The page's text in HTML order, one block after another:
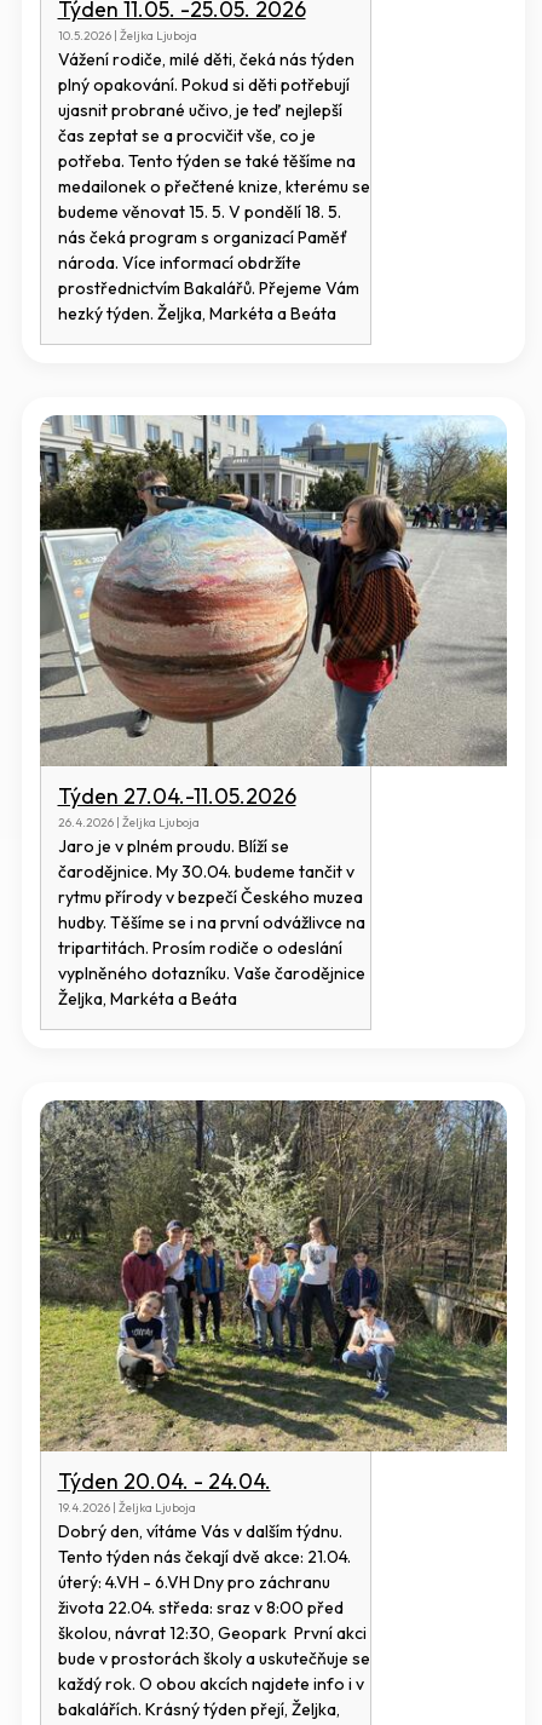
Týden 11.05. -25.05. 2026
10.5.2026 | Željka Ljuboja
Vážení rodiče, milé děti, čeká nás týden
plný opakování. Pokud si děti potřebují
ujasnit probrané učivo, je teď nejlepší
čas zeptat se a procvičit vše, co je
potřeba. Tento týden se také těšíme na
medailonek o přečtené knize, kterému se
budeme věnovat 15. 5. V pondělí 18. 5.
nás čeká program s organizací Paměť
národa. Více informací obdržíte
prostřednictvím Bakalářů. Přejeme Vám
hezký týden. Željka, Markéta a Beáta
Týden 27.04.-11.05.2026
26.4.2026 | Željka Ljuboja
Jaro je v plném proudu. Blíží se
čarodějnice. My 30.04. budeme tančit v
rytmu přírody v bezpečí Českého muzea
hudby. Těšíme se i na první odvážlivce na
tripartitách. Prosím rodiče o odeslání
vyplněného dotazníku. Vaše čarodějnice
Željka, Markéta a Beáta
Týden 20.04. - 24.04.
19.4.2026 | Željka Ljuboja
Dobrý den, vítáme Vás v dalším týdnu.
Tento týden nás čekají dvě akce: 21.04.
úterý: 4.VH - 6.VH Dny pro záchranu
života 22.04. středa: sraz v 8:00 před
školou, návrat 12:30, Geopark První akci
bude v prostorách školy a uskutečňuje se
každý rok. O obou akcích najdete info i v
bakalářích. Krásný týden přejí, Željka,